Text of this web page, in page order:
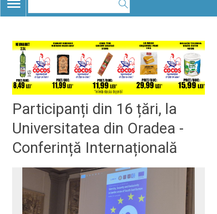
TOGGLE
NAVIGATION
Participanți din 16 țări, la
Universitatea din Oradea -
Conferință Internațională